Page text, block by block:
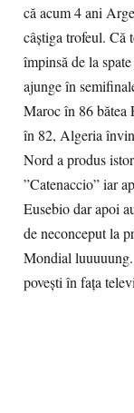
că acum 4 ani
câștiga trofeul. Că
împinsă de la
ajunge în
Maroc în 86 bătea
în 82, Algeria
Nord a produs
”Catenaccio” iar
Eusebio dar apoi
de neconceput la
Mondial
povești în fața